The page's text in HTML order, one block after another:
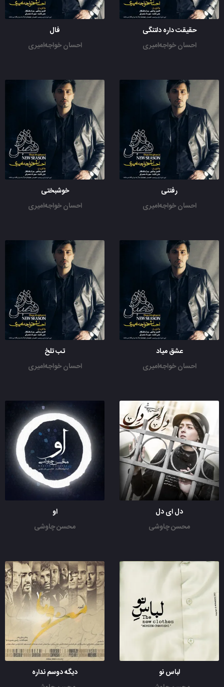
حقیقت داره دلتنگی
احسان خواجه‌امیری
فال
احسان خواجه‌امیری
رفتنی
احسان خواجه‌امیری
خوشبختی
احسان خواجه‌امیری
عشق میاد
احسان خواجه‌امیری
تب تلخ
احسان خواجه‌امیری
دل ای دل
محسن چاوشی
او
محسن چاوشی
لباس نو
دیگه دوسم نداره